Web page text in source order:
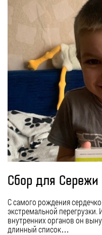
Сбор для
С самого рождения
экстремальной
внутренних органов он
длинный список…